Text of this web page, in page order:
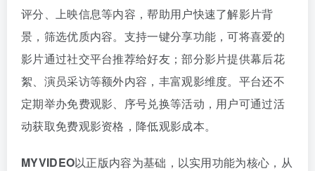
评分、上映信息等内容，帮助用户快速了解影片背
景，筛选优质内容。支持一键分享功能，可将喜爱的
影片通过社交平台推荐给好友；部分影片提供幕后花
絮、演员采访等额外内容，丰富观影维度。平台还不
定期举办免费观影、序号兑换等活动，用户可通过活
动获取免费观影资格，降低观影成本。
MYVIDEO以正版内容为基础，以实用功能为核心，从